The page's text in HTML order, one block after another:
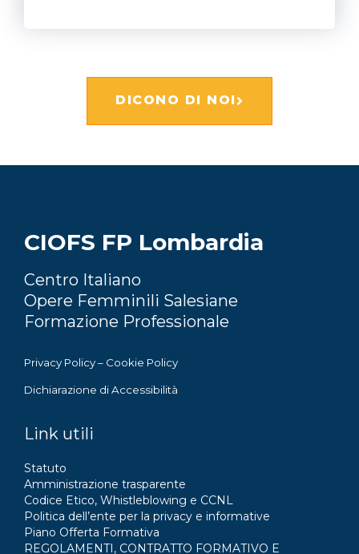
DICONO DI NOI
CIOFS FP Lombardia
Centro Italiano
Opere Femminili Salesiane
Formazione Professionale
Privacy Policy– Cookie Policy
Dichiarazione di Accessibilità
Link utili
Statuto
Amministrazione trasparente
Codice Etico, Whistleblowing e CCNL
Politica dell’ente per la privacy e informative
Piano Offerta Formativa
REGOLAMENTI, CONTRATTO FORMATIVO E